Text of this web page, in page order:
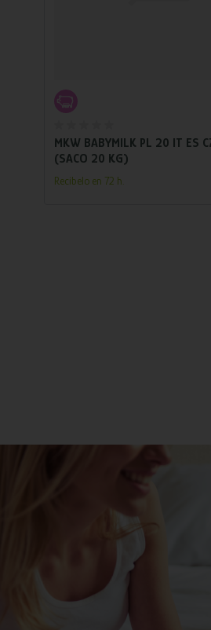
MKW BABYMILK PL 20 IT ES
(SACO 20 KG)
Recíbelo en 72 h.